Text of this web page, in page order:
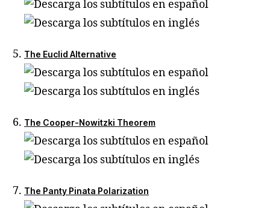
The Euclid Alternative
The Cooper-Nowitzki Theorem
The Panty Pinata Polarization